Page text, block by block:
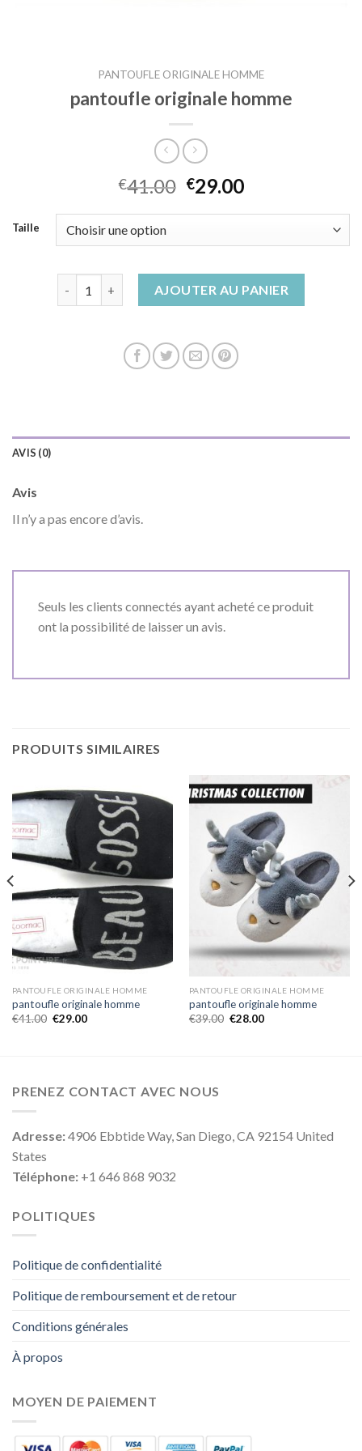
PANTOUFLE ORIGINALE HOMME
pantoufle originale homme
€41.00 €29.00
Taille
AJOUTER AU PANIER
AVIS (0)
Avis
Il n’y a pas encore d’avis.
Seuls les clients connectés ayant acheté ce produit
ont la possibilité de laisser un avis.
PRODUITS SIMILAIRES
PANTOUFLE ORIGINALE HOMME
pantoufle originale homme
€41.00 €29.00
PANTOUFLE ORIGINALE HOMME
pantoufle originale homme
€39.00 €28.00
PRENEZ CONTACT AVEC NOUS
Adresse:4906 Ebbtide Way, San Diego, CA 92154 United
States
Téléphone: +1 646 868 9032
POLITIQUES
Politique de confidentialité
Politique de remboursement et de retour
Conditions générales
À propos
MOYEN DE PAIEMENT